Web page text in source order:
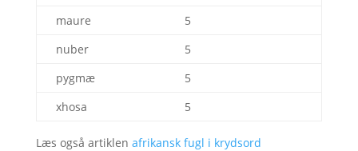
maure
5
nuber
5
pygmæ
5
xhosa
5
Læs også artiklen afrikansk fugl i krydsord